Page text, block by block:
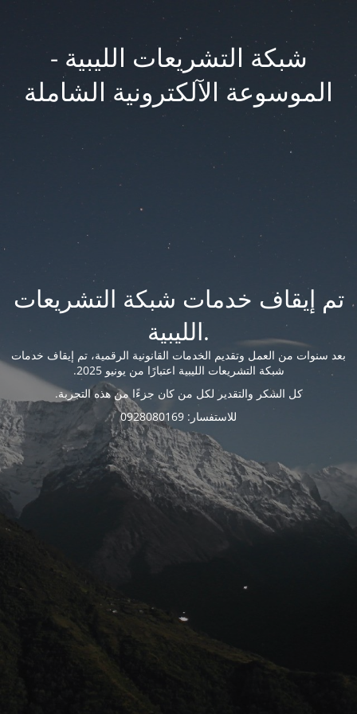
شبكة التشريعات الليبية -
الموسوعة الآلكترونية الشاملة
تم إيقاف خدمات شبكة التشريعات
الليبية.
بعد سنوات من العمل وتقديم الخدمات القانونية الرقمية، تم إيقاف خدمات
شبكة التشريعات الليبية اعتبارًا من يونيو 2025.
كل الشكر والتقدير لكل من كان جزءًا من هذه التجربة.
للاستفسار: 0928080169